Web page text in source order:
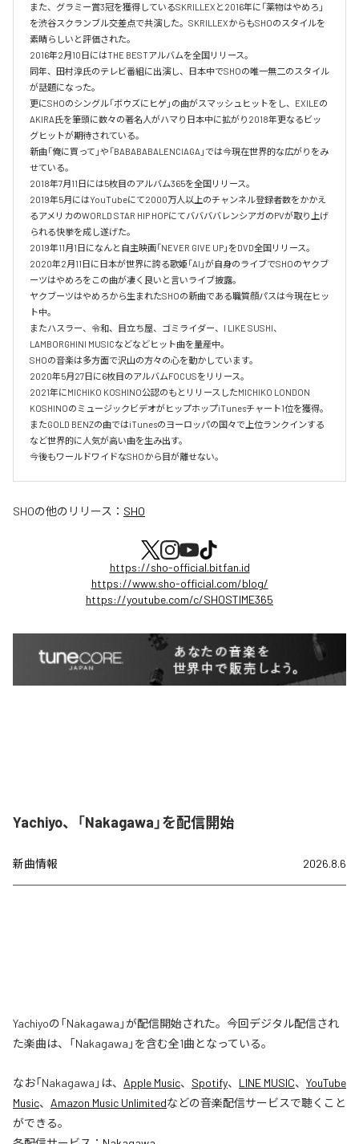
また、グラミー賞3冠を獲得しているSKRILLEXと2016年に「薬物はやめろ」
を渋谷スクランブル交差点で共演した。SKRILLEXからもSHOのスタイルを
素晴らしいと評価された。
2016年2月10日にはTHE BESTアルバムを全国リリース。
同年、田村淳氏のテレビ番組に出演し、日本中でSHOの唯一無二のスタイル
が話題になった。
更にSHOのシングル「ボウズにヒゲ」の曲がスマッシュヒットをし、EXILEの
AKIRA氏を筆頭に数々の著名人がハマり日本中に拡がり2018年更なるビッ
グヒットが期待されている。
新曲「俺に買って」や「BABABABALENCIAGA」では今現在世界的な広がりをみ
せている。
2018年7月11日には5枚目のアルバム365を全国リリース。
2019年5月にはYouTubeにて2000万人以上のチャンネル登録者数をかかえ
るアメリカのWORLD STAR HIP HOPにてババババレンシアガのPVが取り上げ
られる快挙を成し遂げた。
2019年11月1日になんと自主映画「NEVER GIVE UP」をDVD全国リリース。
2020年2月11日に日本が世界に誇る歌姫「AI」が自身のライブでSHOのヤクブ
ーツはやめろをこの曲が凄く良いと言いライブ披露。
ヤクブーツはやめろから生まれたSHOの新曲である職質顔パスは今現在ヒッ
ト中。
またハスラー、令和、目立ち屋、ゴミライダー、I LIKE SUSHI、
LAMBORGHINI MUSICなどなどヒット曲を量産中。
SHOの音楽は多方面で沢山の方々の心を動かしています。
2020年5月27日に6枚目のアルバムFOCUSをリリース。
2021年にMICHIKO KOSHINO公認のもとリリースしたMICHIKO LONDON
KOSHINOのミュージックビデオがヒップホップiTunesチャート1位を獲得。
またGOLD BENZの曲ではiTunesのヨーロッパの国々で上位ランクインする
など世界的に人気が高い曲を生み出す。
今後もワールドワイドなSHOから目が離せない。
SHOの他のリリース： SHO
https://sho-official.bitfan.id
https://www.sho-official.com/blog/
https://youtube.com/c/SHOSTIME365
Yachiyo、「Nakagawa」を配信開始
新曲情報 2026.8.6
Yachiyoの「Nakagawa」が配信開始された。今回デジタル配信され
た楽曲は、「Nakagawa」を含む全1曲となっている。
なお「Nakagawa 」は、 Apple Music、 Spotify、 LINE MUSIC、 YouTube
Music、 Amazon Music Unlimitedなどの音楽配信サービスで聴くこと
ができる。